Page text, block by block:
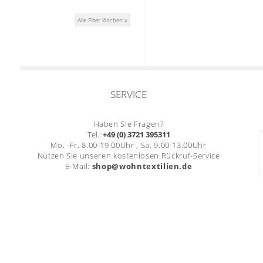
Alle Filter löschen x
SERVICE
Haben Sie Fragen?
Tel.: +49 (0) 3721 395311
Mo. -Fr. 8.00-19.00Uhr , Sa. 9.00-13.00Uhr
Nutzen Sie unseren kostenlosen Rückruf-Service
E-Mail: shop@wohntextilien.de